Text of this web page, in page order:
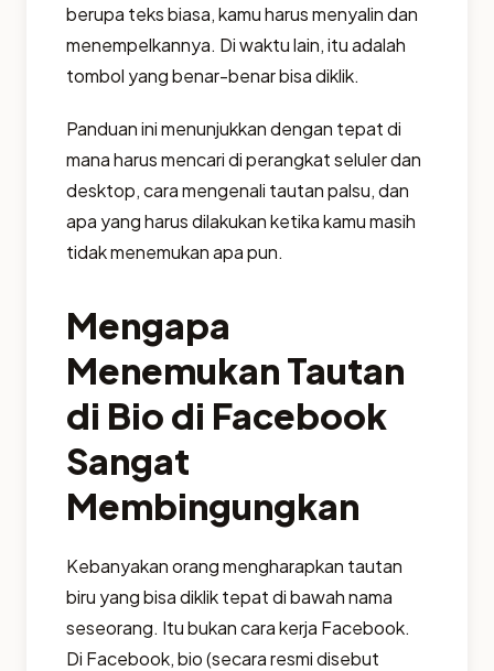
berupa teks biasa, kamu harus menyalin dan
menempelkannya. Di waktu lain, itu adalah
tombol yang benar-benar bisa diklik.
Panduan ini menunjukkan dengan tepat di
mana harus mencari di perangkat seluler dan
desktop, cara mengenali tautan palsu, dan
apa yang harus dilakukan ketika kamu masih
tidak menemukan apa pun.
Mengapa
Menemukan Tautan
di Bio di Facebook
Sangat
Membingungkan
Kebanyakan orang mengharapkan tautan
biru yang bisa diklik tepat di bawah nama
seseorang. Itu bukan cara kerja Facebook.
Di Facebook, bio (secara resmi disebut